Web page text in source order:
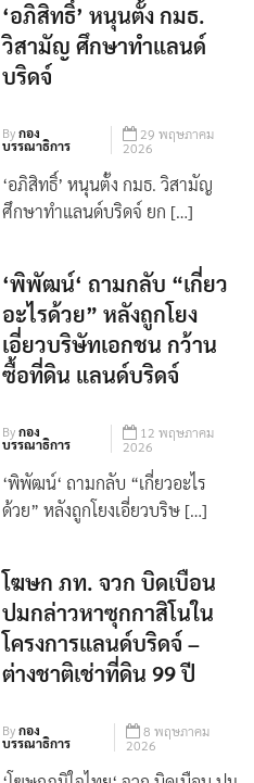
‘อภิสิทธิ์’ หนุนตั้ง กมธ.
วิสามัญ ศึกษาทำแลนด์
บริดจ์
Byกอง
บรรณาธิการ
29 พฤษภาคม
2026
‘อภิสิทธิ์’ หนุนตั้ง กมธ. วิสามัญ
ศึกษาทำแลนด์บริดจ์ ยก […]
‘พิพัฒน์‘ ถามกลับ “เกี่ยว
อะไรด้วย” หลังถูกโยง
เอี่ยวบริษัทเอกชน กว้าน
ซื้อที่ดิน แลนด์บริดจ์
Byกอง
บรรณาธิการ
12 พฤษภาคม
2026
‘พิพัฒน์‘ ถามกลับ “เกี่ยวอะไร
ด้วย” หลังถูกโยงเอี่ยวบริษ […]
โฆษก ภท. จวก บิดเบือน
ปมกล่าวหาซุกกาสิโนใน
โครงการแลนด์บริดจ์ –
ต่างชาติเช่าที่ดิน 99 ปี
Byกอง
บรรณาธิการ
8 พฤษภาคม
2026